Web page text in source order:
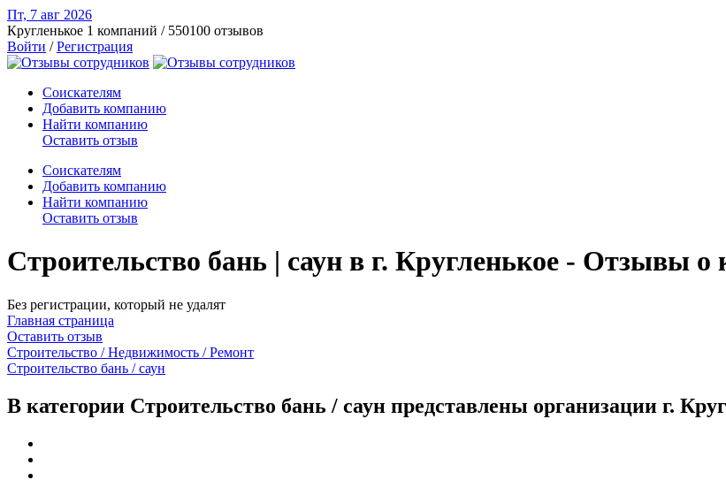
Пт, 7 авг 2026
Кругленькое 1 компаний / 550100 отзывов
Войти /Регистрация
Соискателям
Добавить компанию
Найти компанию
Оставить отзыв
Соискателям
Добавить компанию
Найти компанию
Оставить отзыв
Строительство бань | саун в г. Кругленькое - Отзывы о
Без регистрации, который не удалят
Главная страница
Оставить отзыв
Строительство / Недвижимость / Ремонт
Строительство бань / саун
В категории Строительство бань / саун представлены организации г.